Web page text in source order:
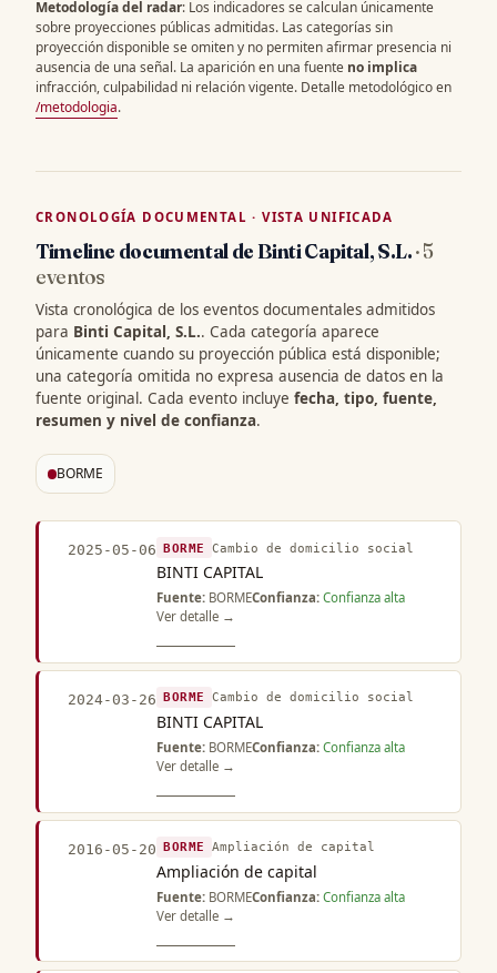
Metodología del radar: Los indicadores se calculan únicamente
sobre proyecciones públicas admitidas. Las categorías sin
proyección disponible se omiten y no permiten afirmar presencia ni
ausencia de una señal. La aparición en una fuente no implica
infracción, culpabilidad ni relación vigente. Detalle metodológico en
/metodologia.
CRONOLOGÍA DOCUMENTAL · VISTA UNIFICADA
Timeline documental de Binti Capital, S.L.· 5
eventos
Vista cronológica de los eventos documentales admitidos
para Binti Capital, S.L.. Cada categoría aparece
únicamente cuando su proyección pública está disponible;
una categoría omitida no expresa ausencia de datos en la
fuente original. Cada evento incluye fecha, tipo, fuente,
resumen y nivel de confianza.
BORME
2025-05-06 BORME Cambio de domicilio social
BINTI CAPITAL
Fuente: BORMEConfianza: Confianza alta
Ver detalle →
2024-03-26 BORME Cambio de domicilio social
BINTI CAPITAL
Fuente: BORMEConfianza: Confianza alta
Ver detalle →
2016-05-20 BORME Ampliación de capital
Ampliación de capital
Fuente: BORMEConfianza: Confianza alta
Ver detalle →